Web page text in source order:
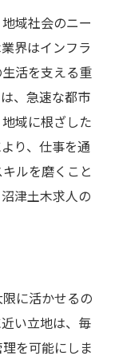
域社会のニー
界はインフラ
活を支える重
、急速な都市
域に根ざした
り、仕事を通
ルを磨くこと
津土木求人の
に活かせるの
い立地は、毎
を可能にしま